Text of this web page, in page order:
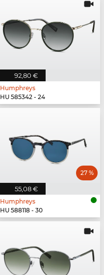
92,80 €
Humphreys
HU 585342 - 24
55,08 €
27 %
Humphreys
HU 588118 - 30